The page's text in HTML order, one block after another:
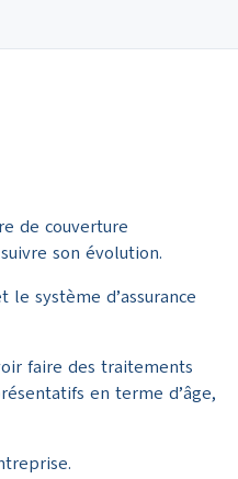
de couverture
son évolution.
système d’assurance
faire des traitements
en terme d’âge,